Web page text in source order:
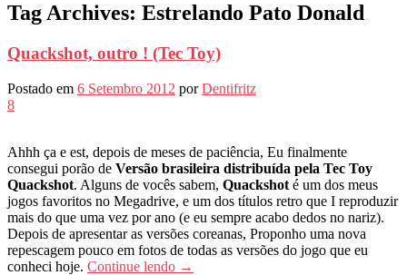
Tag Archives: Estrelando Pato Donald
Quackshot, outro ! (Tec Toy)
Postado em 6 Setembro 2012 porDentifritz
8
Ahhh ça e est, depois de meses de paciência, Eu finalmente
consegui porão de Versão brasileira distribuída pela Tec Toy
Quackshot. Alguns de vocês sabem, Quackshot é um dos meus
jogos favoritos no Megadrive, e um dos títulos retro que I reproduzir
mais do que uma vez por ano (e eu sempre acabo dedos no nariz).
Depois de apresentar as versões coreanas, Proponho uma nova
repescagem pouco em fotos de todas as versões do jogo que eu
conheci hoje. Continue lendo →